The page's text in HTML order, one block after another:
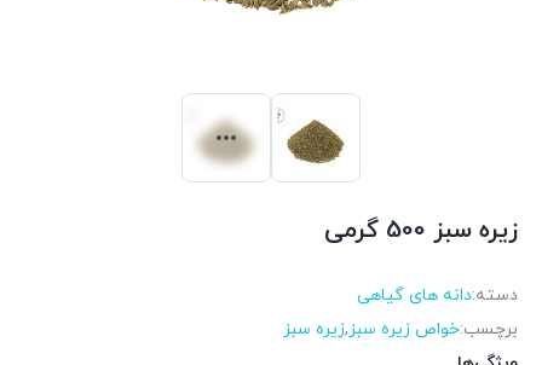
زیره سبز 500 گرمی
دسته:دانه های گیاهی
برچسب:خواص زیره سبز ,زیره سبز